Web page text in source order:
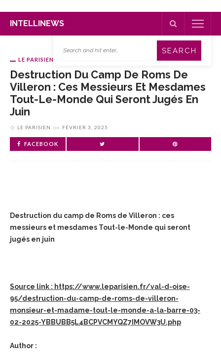
INTELLINEWS
LE PARISIEN
Destruction Du Camp De Roms De
Villeron : Ces Messieurs Et Mesdames
Tout-Le-Monde Qui Seront Jugés En
Juin
LE PARISIEN on FÉVRIER 3, 2025
FACEBOOK
Destruction du camp de Roms de Villeron : ces
messieurs et mesdames Tout-le-Monde qui seront
jugés en juin
Source link : https://www.leparisien.fr/val-d-oise-
95/destruction-du-camp-de-roms-de-villeron-
monsieur-et-madame-tout-le-monde-a-la-barre-03-
02-2025-YBBUBB5L4BCPVCMYQZ7IMOVW3U.php
Author :